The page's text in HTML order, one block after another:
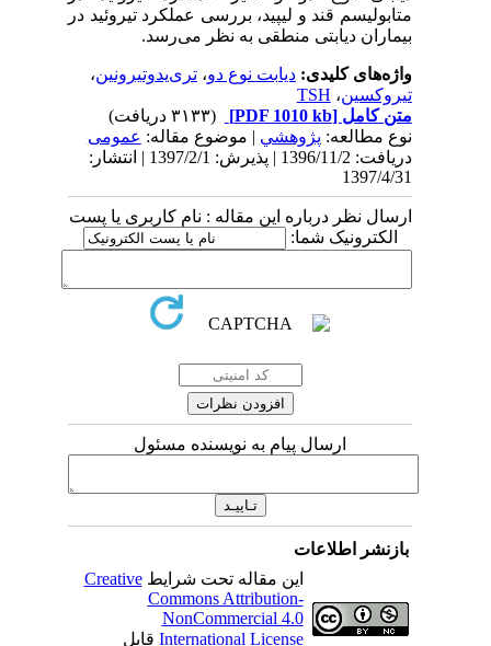
متابولیسم قند و لیپید، بررسی عملکرد تیروئید در
بیماران دیابتی منطقی به نظر می‌رسد.
واژه‌های کلیدی:دیابت نوع دو،تری‌یدوتیرونین،
تیروکسین،TSH
متن کامل[PDF 1010 kb]
نوع مطالعه:پژوهشي| موضوع مقاله:عمومى
دریافت: 1396/11/2 | پذیرش: 1397/2/1 | انتشار:
1397/4/31
ارسال نظر درباره این مقاله : نام کاربری یا پست
الکترونیک شما:
ارسال پیام به نویسنده مسئول
بازنشر اطلاعات
این مقاله تحت شرایطCreative
Commons Attribution-
NonCommercial 4.0
International Licenseقابل